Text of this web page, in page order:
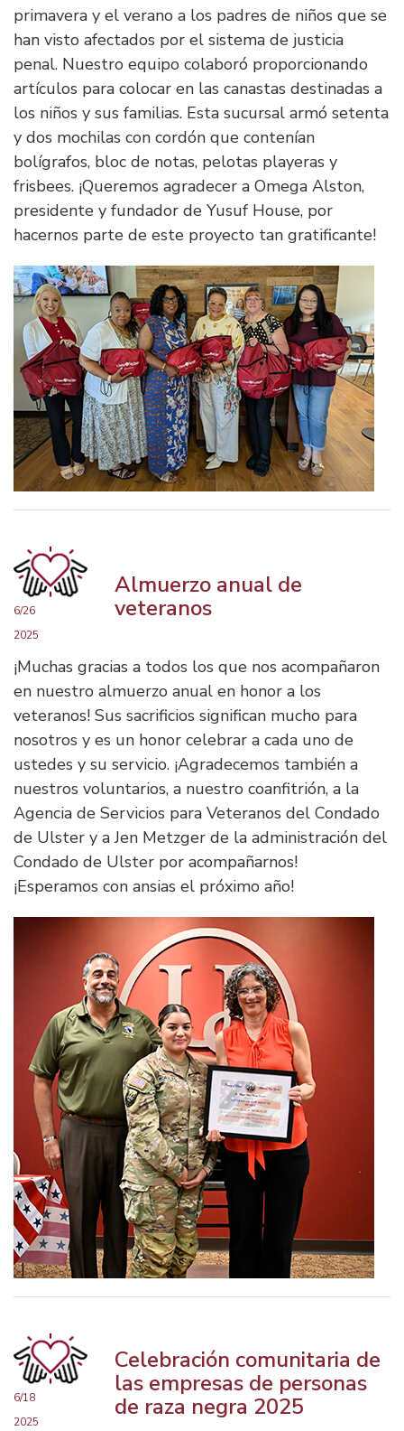
primavera y el verano a los padres de niños que se
han visto afectados por el sistema de justicia
penal. Nuestro equipo colaboró proporcionando
artículos para colocar en las canastas destinadas a
los niños y sus familias. Esta sucursal armó setenta
y dos mochilas con cordón que contenían
bolígrafos, bloc de notas, pelotas playeras y
frisbees. ¡Queremos agradecer a Omega Alston,
presidente y fundador de Yusuf House, por
hacernos parte de este proyecto tan gratificante!
6/26
2025
Almuerzo anual de
veteranos
¡Muchas gracias a todos los que nos acompañaron
en nuestro almuerzo anual en honor a los
veteranos! Sus sacrificios significan mucho para
nosotros y es un honor celebrar a cada uno de
ustedes y su servicio. ¡Agradecemos también a
nuestros voluntarios, a nuestro coanfitrión, a la
Agencia de Servicios para Veteranos del Condado
de Ulster y a Jen Metzger de la administración del
Condado de Ulster por acompañarnos!
¡Esperamos con ansias el próximo año!
6/18
2025
Celebración comunitaria de
las empresas de personas
de raza negra 2025